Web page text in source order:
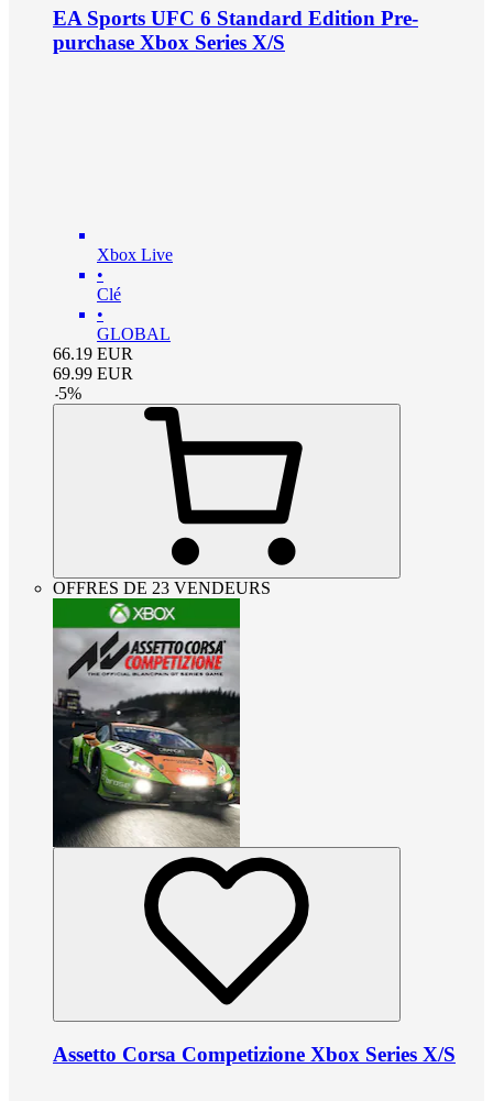
EA Sports UFC 6 Standard Edition Pre-
purchase Xbox Series X/S
Xbox Live
•
Clé
•
GLOBAL
66.19 EUR
69.99 EUR
-5%
OFFRES DE 23 VENDEURS
Assetto Corsa Competizione Xbox Series X/S